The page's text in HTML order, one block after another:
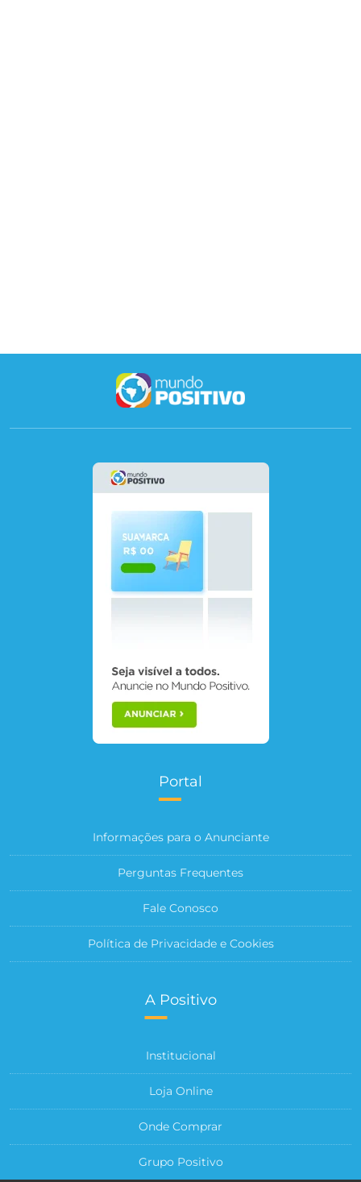
Portal
Informações para o Anunciante
Perguntas Frequentes
Fale Conosco
Política de Privacidade e Cookies
A Positivo
Institucional
Loja Online
Onde Comprar
Grupo Positivo